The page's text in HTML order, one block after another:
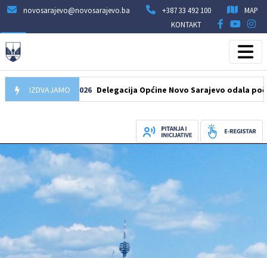
novosarajevo@novosarajevo.ba +387 33 492 100
MAP
KONTAKT
IZDVAJAMO
07.08.2026 Delegacija Općine Novo Sarajevo odala počast